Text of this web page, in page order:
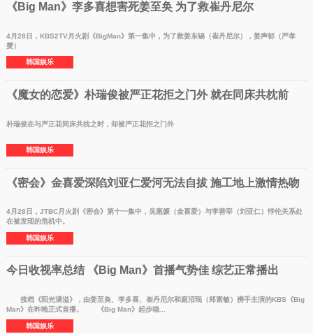
《Big Man》李多喜想害死姜至奂 为了救崔丹尼尔
4月28日，KBS2TV月火剧《BigMan》第一集中，为了救姜东锡（崔丹尼尔），姜声郁（严孝
燮）
韩国娱乐
《魔女的恋爱》朴瑞俊被严正花拒之门外 就在同床共枕前
朴瑞俊在与严正花同床共枕之时，却被严正花拒之门外
韩国娱乐
《密会》金喜爱深陷刘亚仁爱河无法自拔 施工地上激情热吻
4月28日，JTBC月火剧《密会》第十一集中，吴惠媛（金喜爱）与李善宰（刘亚仁）悖伦关系处
在被发现的危机中。
韩国娱乐
今日收视率总结 《Big Man》首播气势佳 综艺正常播出
接档《阳光满溢》，由姜至奐、李多喜、崔丹尼尔和庭沼珉（郑素敏）携手主演的KBS《Big
Man》在昨晚正式首播。 《Big Man》起步稳...
韩国娱乐